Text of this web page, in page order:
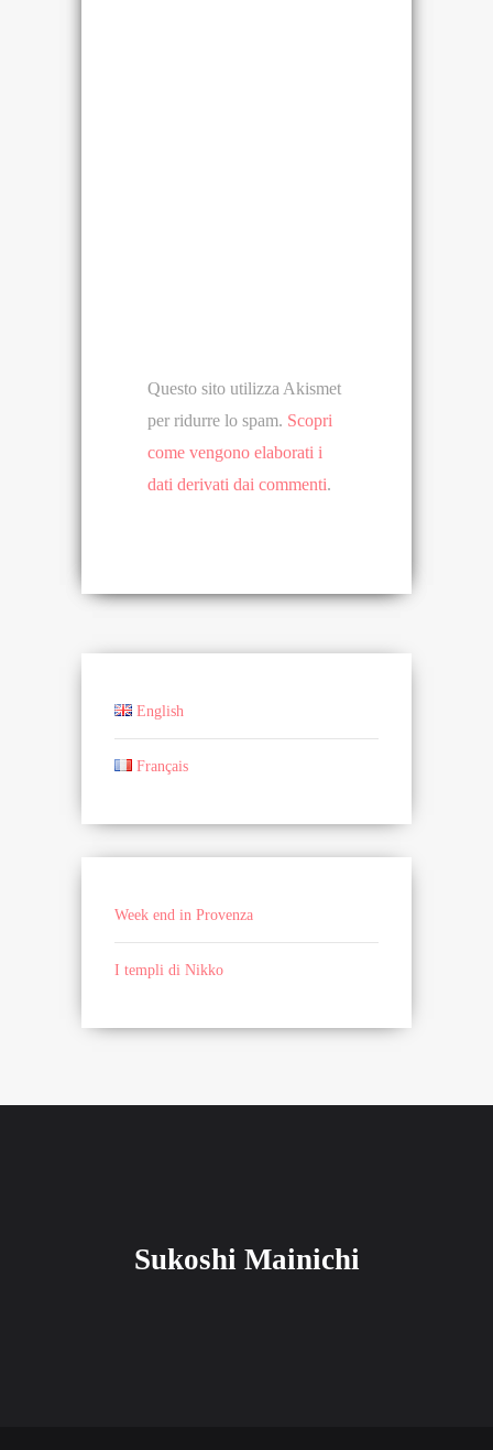
Questo sito utilizza Akismet
per ridurre lo spam. Scopri
come vengono elaborati i
dati derivati dai commenti.
English
Français
Week end in Provenza
I templi di Nikko
Sukoshi Mainichi